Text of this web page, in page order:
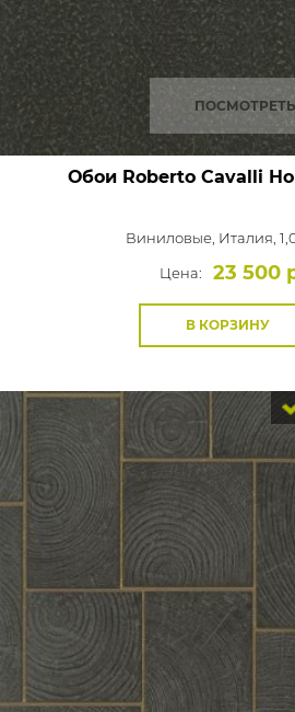
ПОСМОТРЕТЬ
Обои Roberto Cavalli
Виниловые, Италия,
Цена:
23 500
В КОРЗИНУ